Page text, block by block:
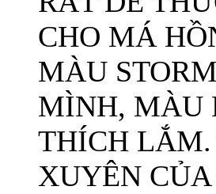
CHO MÁ
MÀU
MÌNH, MÀU
THÍCH LẮM.
XUYÊN CỦA